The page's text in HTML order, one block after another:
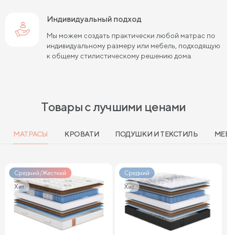
Индивидуальный подход
Мы можем создать практически любой матрас по
индивидуальному размеру или мебель, подходящую
к общему стилистическому решению дома.
Товары с лучшими ценами
МАТРАСЫ КРОВАТИ ПОДУШКИ И ТЕКСТИЛЬ
Средний/Жесткий
Хит
Средний
Хит